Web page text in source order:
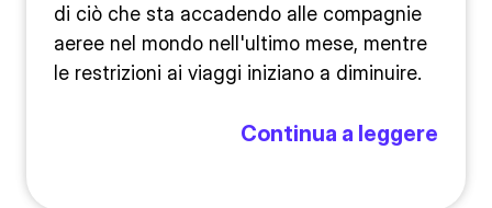
di ciò che sta accadendo alle compagnie
aeree nel mondo nell'ultimo mese, mentre
le restrizioni ai viaggi iniziano a diminuire.
Continua a leggere